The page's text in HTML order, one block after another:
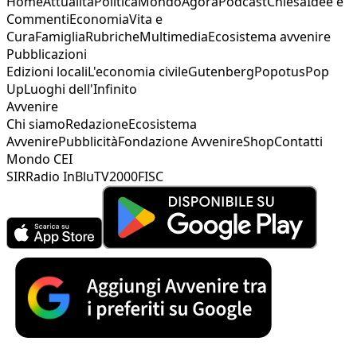
CommentiEconomiaVita e
CuraFamigliaRubricheMultimediaEcosistema avvenire
Pubblicazioni
Edizioni localiL'economia civileGutenbergPopotusPop
UpLuoghi dell'Infinito
Avvenire
Chi siamoRedazioneEcosistema
AvvenirePubblicitàFondazione AvvenireShopContatti
Mondo CEI
SIRRadio InBluTV2000FISC